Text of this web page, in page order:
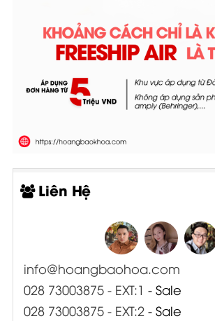
Liên Hệ
info@hoangbaohoa.com
028 73003875 - EXT:1 - Sale
028 73003875 - EXT:2- Sale